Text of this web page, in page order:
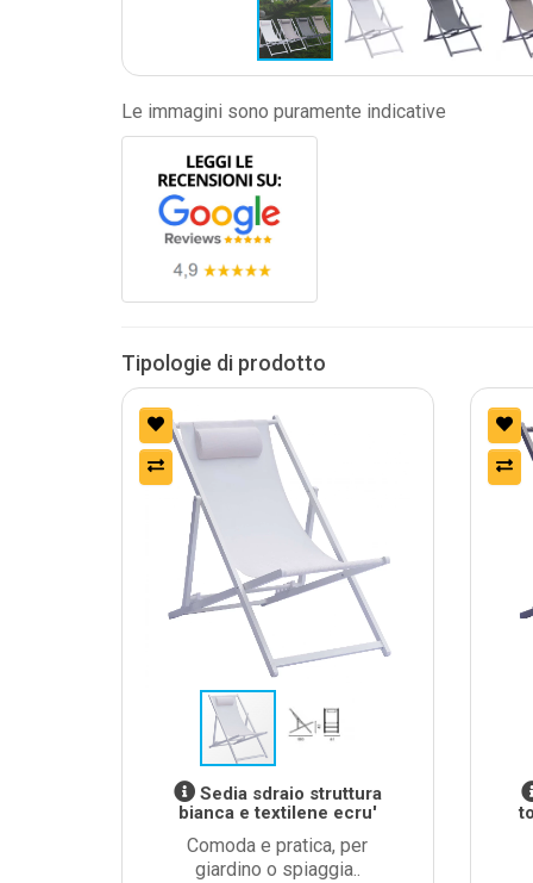
Le immagini sono puramente indicative
Tipologie di prodotto
Sedia sdraio struttura
bianca e textilene ecru'
Comoda e pratica, per
giardino o spiaggia..